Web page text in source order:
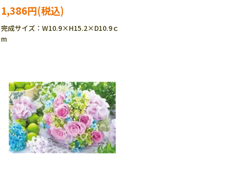
1,386円
完成サイズ：W10.9×H15.2×D10.9ｃ
m